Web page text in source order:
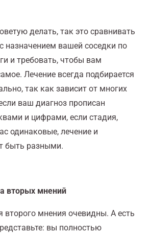
делать, так это сравнивать
назначением вашей соседки по
и требовать, чтобы вам
Лечение всегда подбирается
так как зависит от многих
ваш диагноз прописан
и цифрами, если стадия,
одинаковые, лечение и
быть разными.
вторых мнений
мнения очевидны. А есть
вы полностью